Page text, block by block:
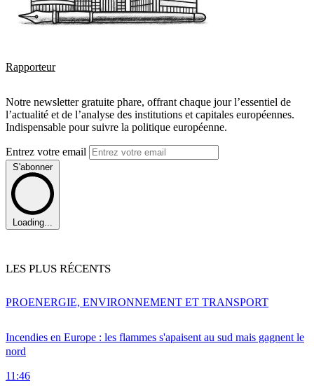
Rapporteur
Notre newsletter gratuite phare, offrant chaque jour l’essentiel de
l’actualité et de l’analyse des institutions et capitales européennes.
Indispensable pour suivre la politique européenne.
Entrez votre email
S'abonner
Loading...
LES PLUS RÉCENTS
Incendies en Europe : les flammes s'apaisent au sud mais gagnent le
nord
11:46
PROENERGIE, ENVIRONNEMENT ET TRANSPORT